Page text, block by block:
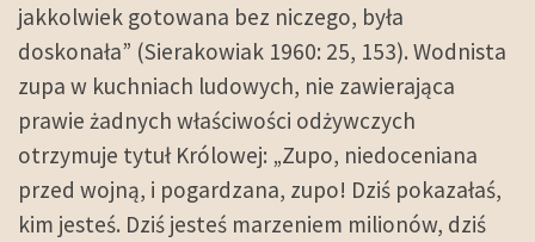
jakkolwiek gotowana bez niczego, była
doskonała” (Sierakowiak 1960: 25, 153). Wodnista
zupa w kuchniach ludowych, nie zawierająca
prawie żadnych właściwości odżywczych
otrzymuje tytuł Królowej: „Zupo, niedoceniana
przed wojną, i pogardzana, zupo! Dziś pokazałaś,
kim jesteś. Dziś jesteś marzeniem milionów, dziś